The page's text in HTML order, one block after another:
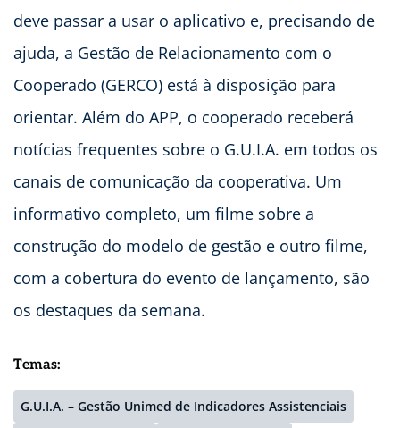
deve passar a usar o aplicativo e, precisando de
ajuda, a Gestão de Relacionamento com o
Cooperado (GERCO) está à disposição para
orientar. Além do APP, o cooperado receberá
notícias frequentes sobre o G.U.I.A. em todos os
canais de comunicação da cooperativa. Um
informativo completo, um filme sobre a
construção do modelo de gestão e outro filme,
com a cobertura do evento de lançamento, são
os destaques da semana.
Temas:
G.U.I.A. – Gestão Unimed de Indicadores Assistenciais